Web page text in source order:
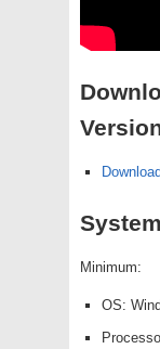
Minimum:
OS: